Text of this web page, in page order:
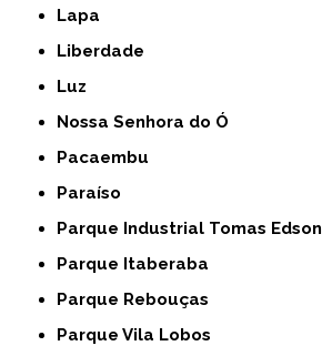
Lapa
Liberdade
Luz
Nossa Senhora do Ó
Pacaembu
Paraíso
Parque Industrial Tomas Edson
Parque Itaberaba
Parque Rebouças
Parque Vila Lobos